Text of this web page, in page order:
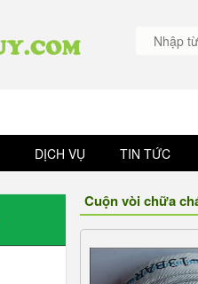
DỊCH VỤ TIN TỨC
Cuộn vòi chữa